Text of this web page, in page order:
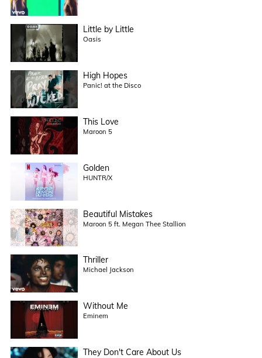
Little by Little
Oasis
High Hopes
Panic! at the Disco
This Love
Maroon 5
Golden
HUNTR/X
Beautiful Mistakes
Maroon 5 ft. Megan Thee Stallion
Thriller
Michael Jackson
Without Me
Eminem
They Don't Care About Us